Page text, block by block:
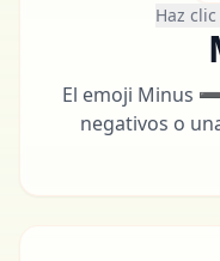
Haz
El emoji Minus
negativos o